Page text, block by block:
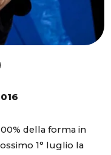
della forma in
1° luglio la